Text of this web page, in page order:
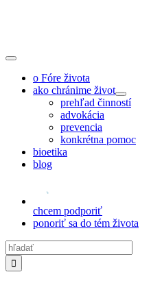
Toggle
Navigationo Fóre života
ako chránime život
prehľad činností
advokácia
prevencia
konkrétna pomoc
bioetika
blog
chcem podporiť
ponoriť sa do tém života
Hľadať: